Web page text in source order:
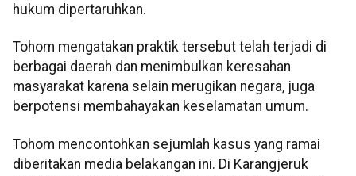
hukum dipertaruhkan.
Tohom mengatakan praktik tersebut telah terjadi di
berbagai daerah dan menimbulkan keresahan
masyarakat karena selain merugikan negara, juga
berpotensi membahayakan keselamatan umum.
Tohom mencontohkan sejumlah kasus yang ramai
diberitakan media belakangan ini. Di Karangjeruk